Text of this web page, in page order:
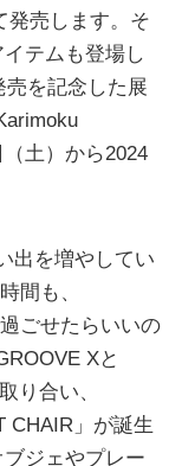
発売します。そ
テムも登場し
売を記念した展
土）から2024
出を増やしてい
間も、
ごせたらいいの
Xと
り合い、
CHAIR」が誕生
ジェやプレー